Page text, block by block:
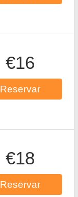
€16
Reservar
€18
Reservar